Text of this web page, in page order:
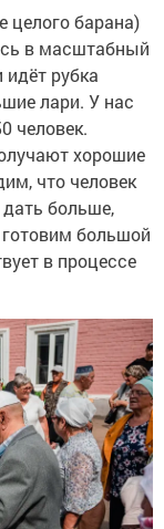
целого барана)
в масштабный
рубка
лари. У нас
человек.
хорошие
что человек
больше,
большой
в процессе